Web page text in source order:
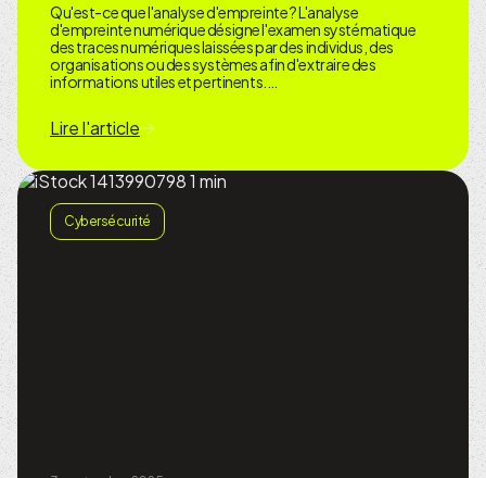
Qu'est-ce que l'analyse d'empreinte ? L'analyse
d'empreinte numérique désigne l'examen systématique
des traces numériques laissées par des individus, des
organisations ou des systèmes afin d'extraire des
informations utiles et pertinents.…
Lire l'article
Cybersécurité